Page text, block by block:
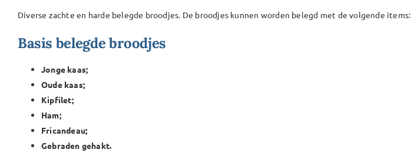
Diverse zachte en harde belegde broodjes. De broodjes kunnen worden belegd met de volgende items:
Basis belegde broodjes
Jonge kaas;
Oude kaas;
Kipfilet;
Ham;
Fricandeau;
Gebraden gehakt.